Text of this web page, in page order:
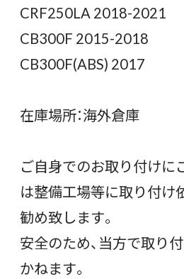
CRF250LA 2018-2021
CB300F 2015-2018
CB300F(ABS) 2017
在庫場所：海外倉庫
ご自身でのお取り付けに
は整備工場等に取り付け
勧め致します。
安全のため、当方で取り
かねます。